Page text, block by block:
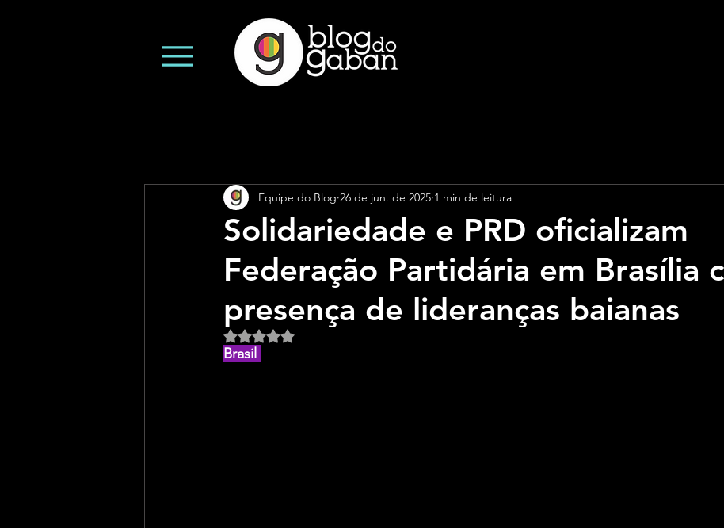
Solidariedade e PRD oficializam
Federação Partidária em Brasília
presença de lideranças baianas
Equipe do Blog 26 de jun. de 2025 1 min de leitura
Avaliado com NaN de 5 estrelas.
Brasil